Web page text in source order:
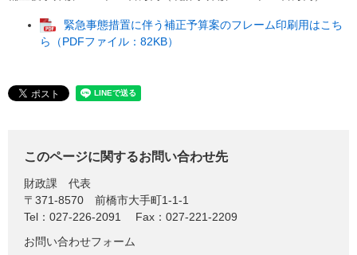
緊急事態措置に伴う補正予算案のフレーム印刷用はこち
ら（PDFファイル：82KB）
このページに関するお問い合わせ先
財政課
代表
〒371-8570
前橋市大手町1-1-1
Tel：027-226-2091
Fax：027-221-2209
お問い合わせフォーム